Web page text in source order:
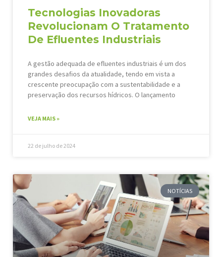
Tecnologias Inovadoras
Revolucionam O Tratamento
De Efluentes Industriais
A gestão adequada de efluentes industriais é um dos
grandes desafios da atualidade, tendo em vista a
crescente preocupação com a sustentabilidade e a
preservação dos recursos hídricos. O lançamento
VEJA MAIS »
22 de julho de 2024
NOTÍCIAS